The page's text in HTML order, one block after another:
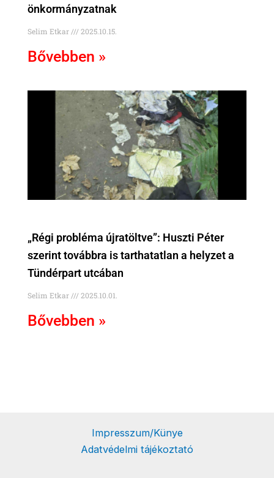
önkormányzatnak
Selim Etkar 2025.10.15.
Bővebben »
„Régi probléma újratöltve”: Huszti Péter
szerint továbbra is tarthatatlan a helyzet a
Tündérpart utcában
Selim Etkar 2025.10.01.
Bővebben »
Impresszum/Künye
Adatvédelmi tájékoztató